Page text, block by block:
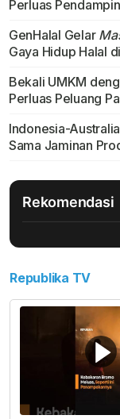
Perluas
GenHalal Gelar
Gaya Hidup Halal
Bekali UMKM
Perluas Peluang
Indonesia-
Sama Jaminan
Rekomendasi
Republika TV